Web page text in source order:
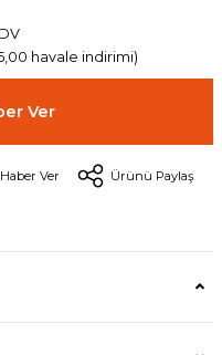
havale indirimi)
Ver
Ver Ürünü Paylaş